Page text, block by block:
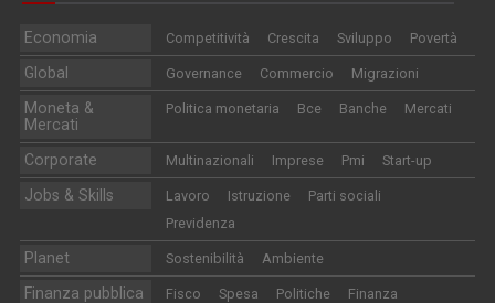
Economia Competitività Crescita Sviluppo Povertà
Global Governance Commercio Migrazioni
Moneta &
Mercati
Politica monetaria Bce Banche Mercati
Corporate Multinazionali Imprese Pmi Start-up
Jobs & Skills Lavoro Istruzione
Parti sociali
Previdenza
Planet Sostenibilità Ambiente
Finanza pubblica Fisco Spesa Politiche Finanza